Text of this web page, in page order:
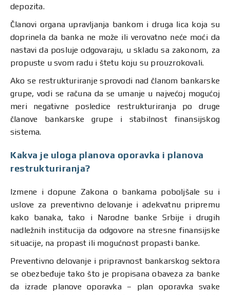
depozita.
Članovi organa upravljanja bankom i druga lica koja su
doprinela da banka ne može ili verovatno neće moći da
nastavi da posluje odgovaraju, u skladu sa zakonom, za
propuste u svom radu i štetu koju su prouzrokovali.
Ako se restrukturiranje sprovodi nad članom bankarske
grupe, vodi se računa da se umanje u najvećoj mogućoj
meri negativne posledice restrukturiranja po druge
članove bankarske grupe i stabilnost finansijskog
sistema.
Kakva je uloga planova oporavka i planova
restrukturiranja?
Izmene i dopune Zakona o bankama poboljšale su i
uslove za preventivno delovanje i adekvatnu pripremu
kako banaka, tako i Narodne banke Srbije i drugih
nadležnih institucija da odgovore na stresne finansijske
situacije, na propast ili mogućnost propasti banke.
Preventivno delovanje i pripravnost bankarskog sektora
se obezbeđuje tako što je propisana obaveza za banke
da izrade planove oporavka – plan oporavka svake